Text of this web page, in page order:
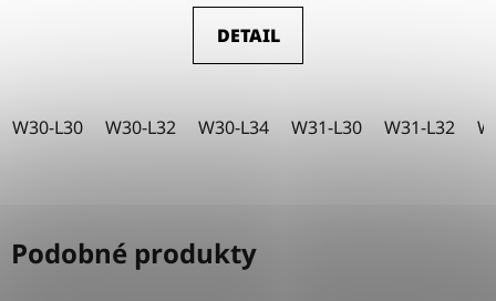
je
5,0
hvězdiček.
DETAIL
W30-L30 W30-L32 W30-L34 W31-L30 W31-L32
Podobné produkty